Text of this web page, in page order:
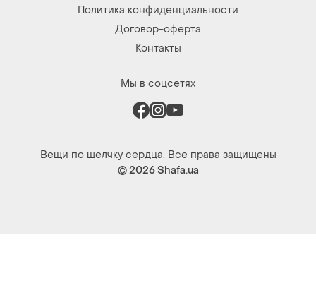
Политика конфиденциальности
Договор-оферта
Контакты
Мы в соцсетях
Вещи по щелчку сердца. Все права защищены
© 2026Shafa.ua